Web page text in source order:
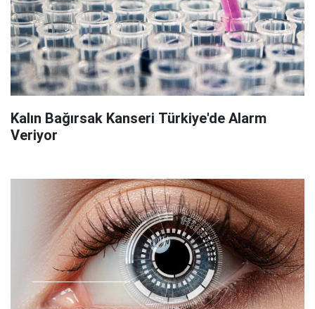
Kalın Bağırsak Kanseri Türkiye'de Alarm
Veriyor